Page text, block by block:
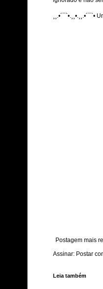
¸¸.•´¯`•.¸¸•.¸¸.•´¯`•
Postagem mais
Assinar: Postar
Leia também